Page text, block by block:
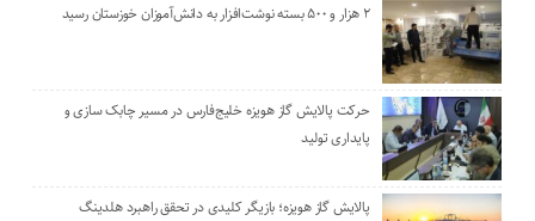
۲ هزار و ۵۰۰ بسته نوشت‌افزار به دانش‌آموزان خوزستان رسید
حرکت پالایش گاز هویزه خلیج‌فارس در مسیر چابک سازی و
پایداری تولید
پالایش گاز هویزه؛ بازیگر کلیدی در تحقق راهبرد هلدینگ